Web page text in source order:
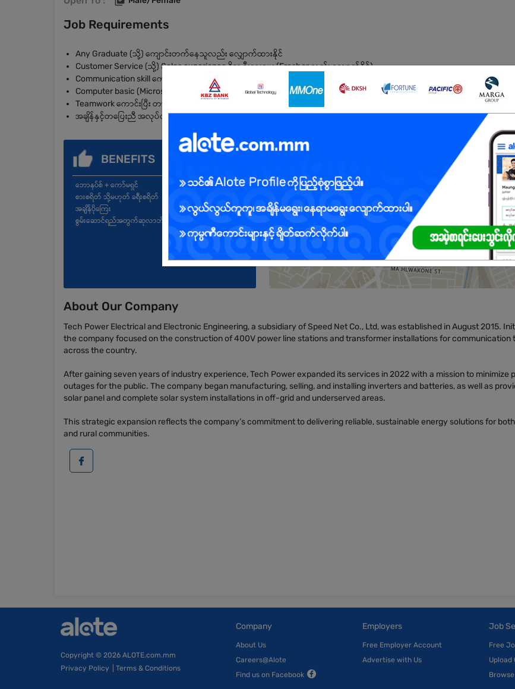
Job Requirements
Any Graduate (သို့) ကျောင်းတက်နေသူလည်း လျှောက်ထားနိုင်
Customer Service (သို့) Sales experience ရှိသူ ဦးစားပေး (Fresher လည်း လျှောက်နိုင်)
Communication skill ကောင်းမွန်ပြီး စကားပြောပြေပြစ်ရမည်
Computer basic (Microsoft Word, Excel, Email) အသုံးပြုနိုင်ရမည်
Teamwork ကောင်းပြီး တာဝန်ယူမှုရှိရမည်
အချိန်နှင့်တပြေးညီ အလုပ်လုပ်နိုင်ရမည်။
BENEFITS
ဘောနပ်စ် + ကော်မရှင်
စားစရိတ် သို့မဟုတ် ခရီးစရိတ်
အချိန်ပိုကြေး
စွမ်းဆောင်ရည်အတွက်ဆုလာဘ်များ
About Our Company
Tech Power Electrical and Electronic Engineering, a subsidiary of Speed Net Co., Ltd, was established in August 2015.
the company focused on the construction of 400V power line stations and transformer installations for communication
across the country.
After gaining seven years of industry experience, Tech Power expanded its services in 2022 with a mission to minimize
outages for the public. The company began manufacturing, selling, and installing inverters and batteries, as well as
solar panel and complete solar system installations in off-grid and underserved areas.
This strategic expansion reflects the company’s commitment to delivering reliable, sustainable energy solutions for
and rural communities.
Copyright © 2026 ALOTE.com.mm
Privacy Policy
Terms & Conditions
Company
About Us
Careers@Alote
Find us on Facebook
Employers
Free Employer Account
Advertise with Us
Job
Free
Upload